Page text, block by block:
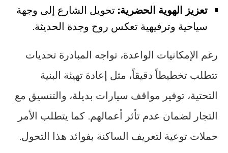
تعزيز الهوية الحضرية: تحويل الشارع إلى وجهة
سياحية وترفيهية تعكس روح وجدة الحديثة.
رغم الإمكانيات الواعدة، تواجه المبادرة تحديات
تتطلب تخطيطاً دقيقاً، مثل إعادة تهيئة البنية
التحتية، توفير مواقف سيارات بديلة، والتنسيق مع
التجار لضمان عدم تأثر أعمالهم. كما يتطلب الأمر
حملات توعية لتعريف الساكنة بفوائد هذا التحول.